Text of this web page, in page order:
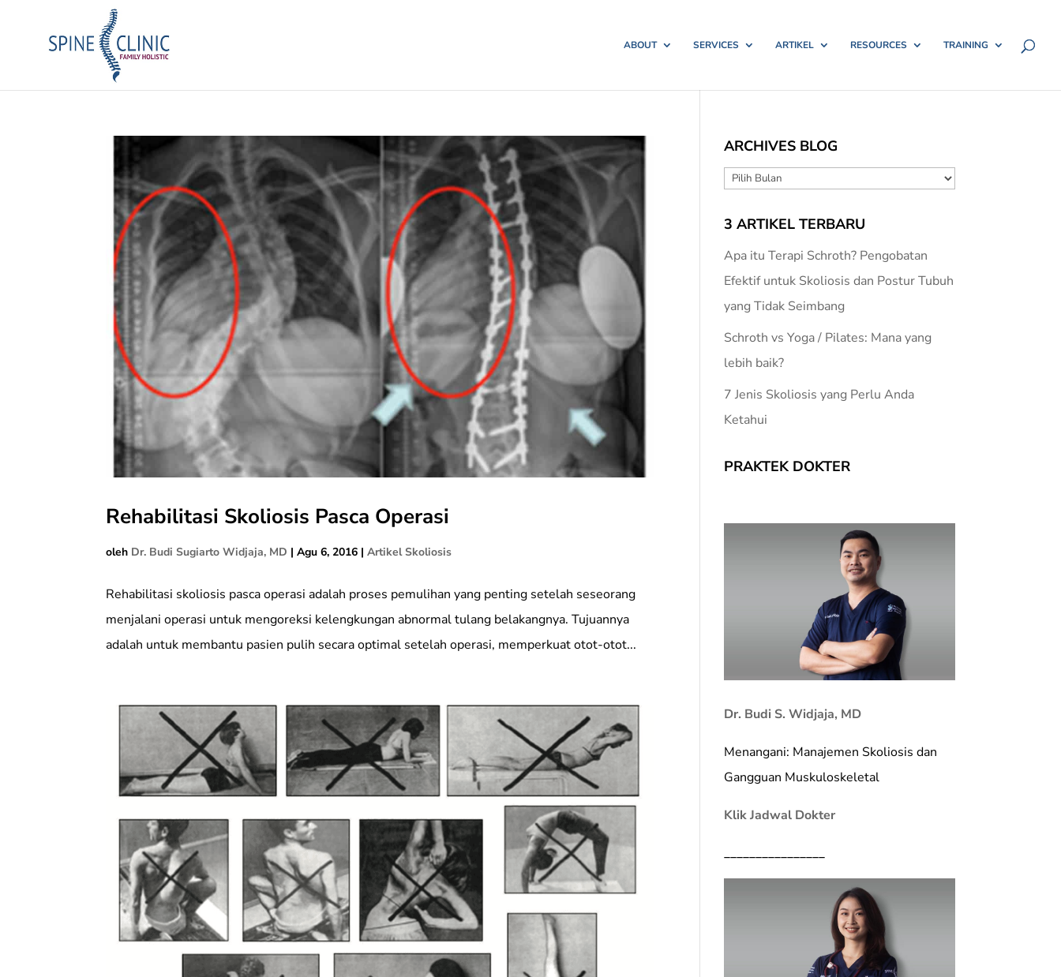
ABOUT SERVICES ARTIKEL RESOURCES TRAINING
Rehabilitasi Skoliosis Pasca Operasi
oleh Dr. Budi Sugiarto Widjaja, MD |Agu 6, 2016 |Artikel Skoliosis
Rehabilitasi skoliosis pasca operasi adalah proses pemulihan yang penting setelah seseorang
menjalani operasi untuk mengoreksi kelengkungan abnormal tulang belakangnya. Tujuannya
adalah untuk membantu pasien pulih secara optimal setelah operasi, memperkuat otot-otot...
ARCHIVES BLOG
ARCHIVES
3 ARTIKEL TERBARU
Apa itu Terapi Schroth? Pengobatan
Efektif untuk Skoliosis dan Postur Tubuh
yang Tidak Seimbang
Schroth vs Yoga / Pilates: Mana yang
lebih baik?
7 Jenis Skoliosis yang Perlu Anda
Ketahui
PRAKTEK DOKTER
Dr. Budi S. Widjaja, MD
Menangani: Manajemen Skoliosis dan
Gangguan Muskuloskeletal
Klik Jadwal Dokter
________________